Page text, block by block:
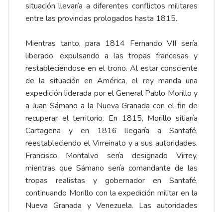
situación llevaría a diferentes conflictos militares
entre las provincias prologados hasta 1815.
Mientras tanto, para 1814 Fernando VII sería
liberado, expulsando a las tropas francesas y
restableciéndose en el trono. Al estar consciente
de la situación en América, el rey manda una
expedición liderada por el General Pablo Morillo y
a Juan Sámano a la Nueva Granada con el fin de
recuperar el territorio. En 1815, Morillo sitiaría
Cartagena y en 1816 llegaría a Santafé,
reestableciendo el Virreinato y a sus autoridades.
Francisco Montalvo sería designado Virrey,
mientras que Sámano sería comandante de las
tropas realistas y gobernador en Santafé,
continuando Morillo con la expedición militar en la
Nueva Granada y Venezuela. Las autoridades